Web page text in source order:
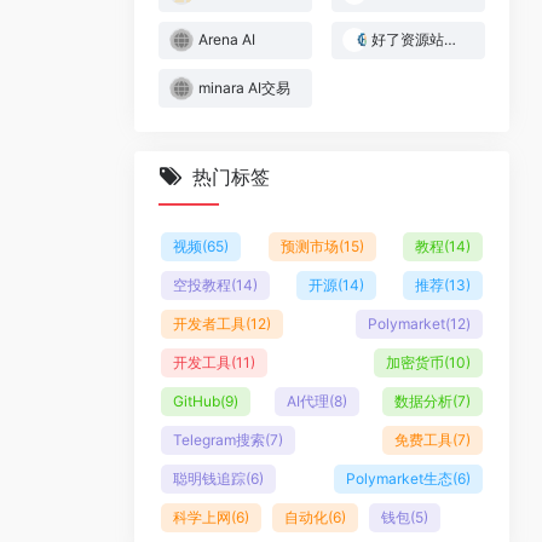
Arena AI 好了资源站｜Web3与AI实战资源库
minara AI交易
热门标签
视频(65) 预测市场(15) 教程(14)
空投教程(14) 开源(14) 推荐(13)
开发者工具(12) Polymarket(12)
开发工具(11) 加密货币(10)
GitHub(9) AI代理(8) 数据分析(7)
Telegram搜索(7) 免费工具(7)
聪明钱追踪(6) Polymarket生态(6)
科学上网(6) 自动化(6) 钱包(5)